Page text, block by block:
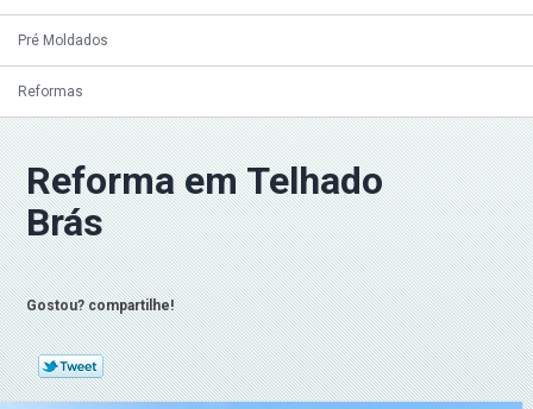
Pré Moldados
Reformas
Reforma em Telhado
Brás
Gostou? compartilhe!